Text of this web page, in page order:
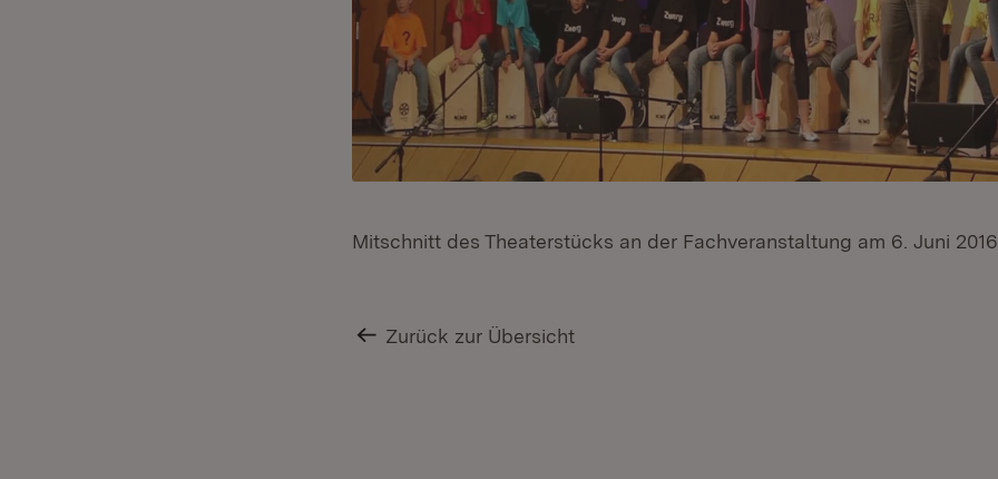
Mitschnitt des Theaterstücks an der Fachveranstaltung am 6. Juni 2016
Zurück zur Übersicht